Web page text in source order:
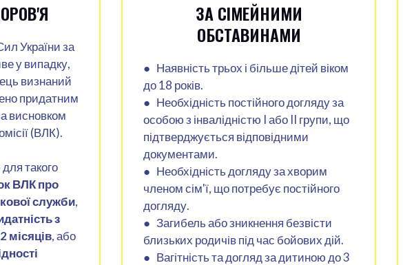
України за
у випадку,
визнаний
придатним
висновком
(ВЛК).
такого
ВЛК про
служби,
з
місяців, або
ЗА СІМЕЙНИМИ
ОБСТАВИНАМИ
● Наявність трьох і більше дітей віком
до 18 років.
● Необхідність постійного догляду за
особою з інвалідністю I або II групи, що
підтверджується відповідними
документами.
● Необхідність догляду за хворим
членом сім'ї, що потребує постійного
догляду.
● Загибель або зникнення безвісти
близьких родичів під час бойових дій.
● Вагітність та догляд за дитиною до 3